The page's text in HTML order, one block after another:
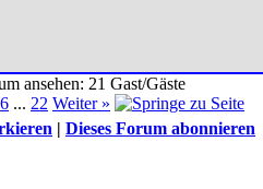
ansehen: 21 Gast/Gäste
6 ... 22 Weiter »
| Dieses Forum abonnieren